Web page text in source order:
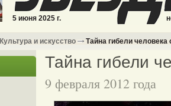
5 июня 2025 г.
Культура и искусство Тайна гибели
Тайна гибели
9 февраля 2012 года